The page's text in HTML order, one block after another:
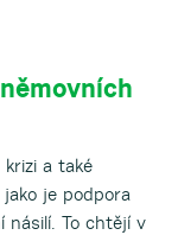
krizi a také
je podpora
násilí. To chtějí v